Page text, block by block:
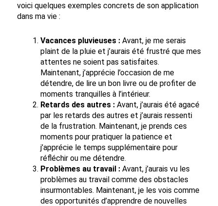
voici quelques exemples concrets de son application
dans ma vie :
Vacances pluvieuses : Avant, je me serais
plaint de la pluie et j’aurais été frustré que mes
attentes ne soient pas satisfaites.
Maintenant, j’apprécie l’occasion de me
détendre, de lire un bon livre ou de profiter de
moments tranquilles à l’intérieur.
Retards des autres : Avant, j’aurais été agacé
par les retards des autres et j’aurais ressenti
de la frustration. Maintenant, je prends ces
moments pour pratiquer la patience et
j’apprécie le temps supplémentaire pour
réfléchir ou me détendre.
Problèmes au travail : Avant, j’aurais vu les
problèmes au travail comme des obstacles
insurmontables. Maintenant, je les vois comme
des opportunités d’apprendre de nouvelles